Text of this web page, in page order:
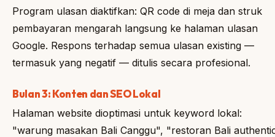
Program ulasan diaktifkan: QR code di meja dan struk
pembayaran mengarah langsung ke halaman ulasan
Google. Respons terhadap semua ulasan existing —
termasuk yang negatif — ditulis secara profesional.
Bulan 3: Konten dan SEO Lokal
Halaman website dioptimasi untuk keyword lokal:
"warung masakan Bali Canggu", "restoran Bali